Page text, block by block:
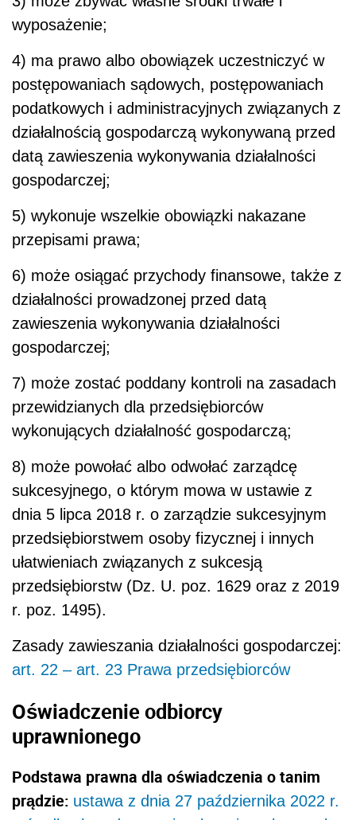
wyposażenie;
4) ma prawo albo obowiązek uczestniczyć w
postępowaniach sądowych, postępowaniach
podatkowych i administracyjnych związanych z
działalnością gospodarczą wykonywaną przed
datą zawieszenia wykonywania działalności
gospodarczej;
5) wykonuje wszelkie obowiązki nakazane
przepisami prawa;
6) może osiągać przychody finansowe, także z
działalności prowadzonej przed datą
zawieszenia wykonywania działalności
gospodarczej;
7) może zostać poddany kontroli na zasadach
przewidzianych dla przedsiębiorców
wykonujących działalność gospodarczą;
8) może powołać albo odwołać zarządcę
sukcesyjnego, o którym mowa w ustawie z
dnia 5 lipca 2018 r. o zarządzie sukcesyjnym
przedsiębiorstwem osoby fizycznej i innych
ułatwieniach związanych z sukcesją
przedsiębiorstw (Dz. U. poz. 1629 oraz z 2019
r. poz. 1495).
Zasady zawieszania działalności gospodarczej:
art. 22 – art. 23 Prawa przedsiębiorców
Oświadczenie odbiorcy
uprawnionego
Podstawa prawna dla oświadczenia o tanim
prądzie: ustawa z dnia 27 października 2022 r.